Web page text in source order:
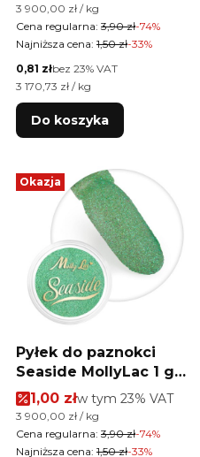
Cena jednostkowa brutto
3 900,00 zł / kg
Cena regularna: 3,90 zł-74%
Najniższa cena: 1,50 zł-33%
Cena netto
0,81 złbez 23% VAT
Cena jednostkowa netto
3 170,73 zł / kg
Do koszyka
Okazja
Pyłek do paznokci
Seaside MollyLac 1 g
Nr 3Cena promocyjna
1,00 złw tym %s VAT
w tym 23% VAT
Cena jednostkowa brutto
3 900,00 zł / kg
Cena regularna: 3,90 zł-74%
Najniższa cena: 1,50 zł-33%